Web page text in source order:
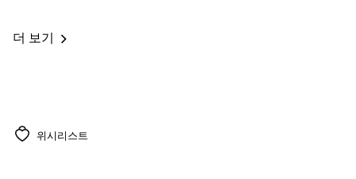
더 보기
위시리스트